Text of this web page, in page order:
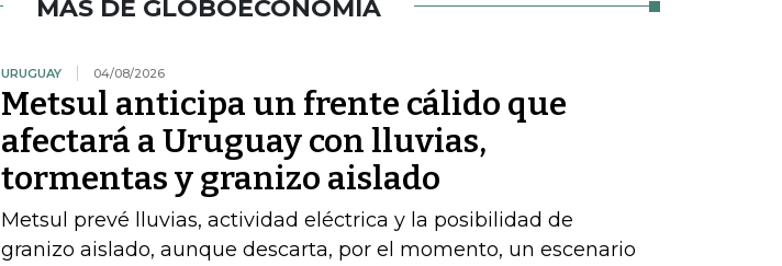
MÁS DE GLOBOECONOMÍA
URUGUAY 04/08/2026
Metsul anticipa un frente cálido que
afectará a Uruguay con lluvias,
tormentas y granizo aislado
Metsul prevé lluvias, actividad eléctrica y la posibilidad de
granizo aislado, aunque descarta, por el momento, un escenario